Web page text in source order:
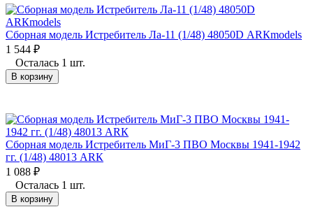
Сборная модель Истребитель Ла-11 (1/48) 48050D АRКmodels
1 544 ₽
Осталась 1 шт.
В корзину
Сборная модель Истребитель МиГ-3 ПВО Москвы 1941-1942
гг. (1/48) 48013 АRК
1 088 ₽
Осталась 1 шт.
В корзину